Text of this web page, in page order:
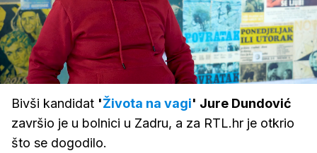
Upali
zvuk
/
Loaded:
32.89%
Bivši kandidat 'Života na vagi' Jure Dundović
završio je u bolnici u Zadru, a za RTL.hr je otkrio
što se dogodilo.